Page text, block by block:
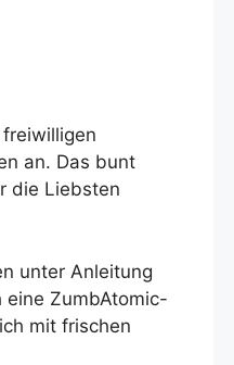
an. Das bunt
die Liebsten
unter Anleitung
ZumbAtomic-
mit frischen